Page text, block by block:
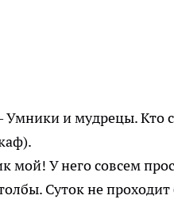
Умники и мудрецы. Кто
мой! У него совсем
Суток не